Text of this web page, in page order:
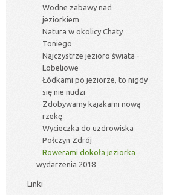
Wodne zabawy nad
jeziorkiem
Natura w okolicy Chaty
Toniego
Najczystrze jezioro świata -
Lobeliowe
Łódkami po jeziorze, to nigdy
się nie nudzi
Zdobywamy kajakami nową
rzekę
Wycieczka do uzdrowiska
Połczyn Zdrój
Rowerami dokoła jeziorka
wydarzenia 2018
Linki